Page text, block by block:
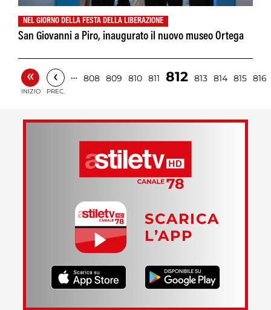
NEL GIORNO DELLA FESTA DELLA LIBERAZIONE
San Giovanni a Piro, inaugurato il nuovo museo Ortega
«
INIZIO
‹
PREC.
… 808 809 810 811 812 813 814 815 816
SCARICA
L’APP